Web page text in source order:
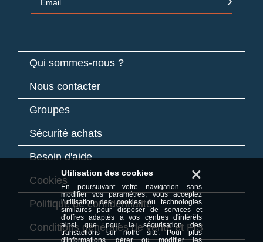
Email
Qui sommes-nous ?
Nous contacter
Groupes
Sécurité achats
Besoin d'aide
Cookies
Politique de confidentialité
Conditions générales de vente et FIS
×
Utilisation des cookies
En poursuivant votre navigation sans
modifier vos paramètres, vous acceptez
l'utilisation des cookies ou technologies
similaires pour disposer de services et
d'offres adaptés à vos centres d'intérêts
ainsi que pour la sécurisation des
transactions sur notre site. Pour plus
d'informations, gérer ou modifier les